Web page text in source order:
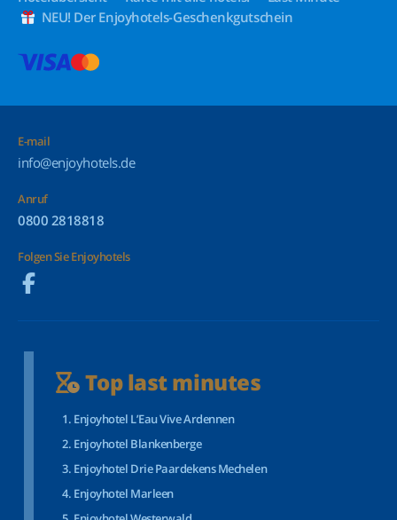
NEU! Der Enjoyhotels-Geschenkgutschein
E-mail
info@enjoyhotels.de
Anruf
0800 2818818
Folgen Sie Enjoyhotels
Top last minutes
Enjoyhotel L’Eau Vive Ardennen
Enjoyhotel Blankenberge
Enjoyhotel Drie Paardekens Mechelen
Enjoyhotel Marleen